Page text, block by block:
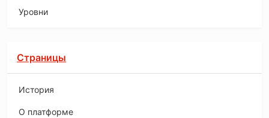
Уровни
Страницы
История
O платформе